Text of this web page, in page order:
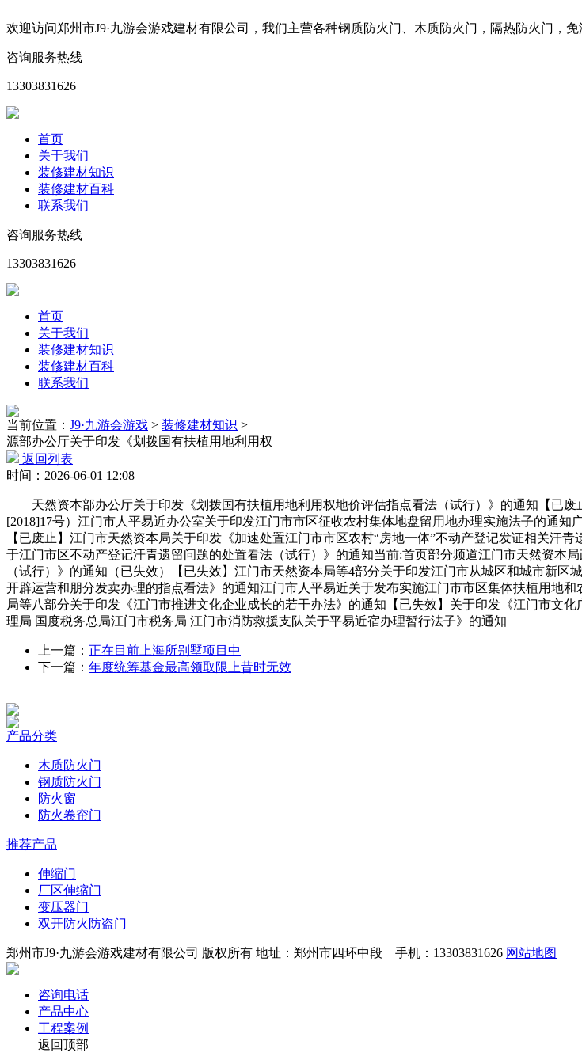
欢迎访问郑州市J9·九游会游戏建材有限公司，我们主营各种钢质防火门、木质防火门，隔热防火门，
咨询服务热线
13303831626
首页
关于我们
装修建材知识
装修建材百科
联系我们
咨询服务热线
13303831626
首页
关于我们
装修建材知识
装修建材百科
联系我们
当前位置： J9·九游会游戏 > 装修建材知识 >
源部办公厅关于印发《划拨国有扶植用地利用权
返回列表
时间：2026-06-01 12:08
天然资本部办公厅关于印发《划拨国有扶植用地利用权地价评估指点看法（试行）》的通知【已废
[2018]17号）江门市人平易近办公室关于印发江门市市区征收农村集体地盘留用地办理实施法子的通
【已废止】江门市天然资本局关于印发《加速处置江门市市区农村“房地一体”不动产登记发证相关汗
于江门市区不动产登记汗青遗留问题的处置看法（试行）》的通知当前:首页部分频道江门市天然资本
（试行）》的通知（已失效）【已失效】江门市天然资本局等4部分关于印发江门市从城区和城市新
开辟运营和朋分发卖办理的指点看法》的通知江门市人平易近关于发布实施江门市市区集体扶植用地
局等八部分关于印发《江门市推进文化企业成长的若干办法》的通知【已失效】关于印发《江门市文
理局 国度税务总局江门市税务局 江门市消防救援支队关于平易近宿办理暂行法子》的通知
上一篇： 正在目前上海所别墅项目中
下一篇： 年度统筹基金最高领取限上昔时无效
产品分类
木质防火门
钢质防火门
防火窗
防火卷帘门
推荐产品
伸缩门
厂区伸缩门
变压器门
双开防火防盗门
郑州市J9·九游会游戏建材有限公司 版权所有 地址：郑州市四环中段 手机：13303831626 网站地图
咨询电话
产品中心
工程案例
返回顶部